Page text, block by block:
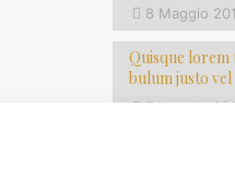
8 Maggio
Quisque
bulum justo vel
7 Maggio